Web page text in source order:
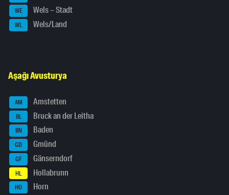
WE Wels – Stadt
WL Wels/Land
Aşağı Avusturya
AM Amstetten
BL Bruck an der Leitha
BN Baden
GD Gmünd
GF Gänserndorf
HL Hollabrunn
HO Horn